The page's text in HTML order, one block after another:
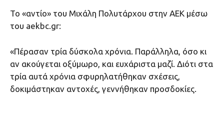
Το «αντίο» του Μιχάλη Πολυτάρχου στην ΑΕΚ μέσω
του aekbc.gr:
«Πέρασαν τρία δύσκολα χρόνια. Παράλληλα, όσο κι
αν ακούγεται οξύμωρο, και ευχάριστα μαζί. Διότι στα
τρία αυτά χρόνια σφυρηλατήθηκαν σχέσεις,
δοκιμάστηκαν αντοχές, γεννήθηκαν προσδοκίες.